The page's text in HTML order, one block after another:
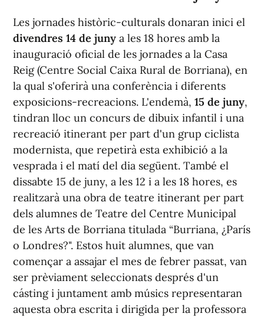
Les jornades històric-culturals donaran inici el
divendres 14 de juny a les 18 hores amb la
inauguració oficial de les jornades a la Casa
Reig (Centre Social Caixa Rural de Borriana), en
la qual s'oferirà una conferència i diferents
exposicions-recreacions. L'endemà, 15 de juny,
tindran lloc un concurs de dibuix infantil i una
recreació itinerant per part d'un grup ciclista
modernista, que repetirà esta exhibició a la
vesprada i el matí del dia següent. També el
dissabte 15 de juny, a les 12 i a les 18 hores, es
realitzarà una obra de teatre itinerant per part
dels alumnes de Teatre del Centre Municipal
de les Arts de Borriana titulada “Burriana, ¿París
o Londres?". Estos huit alumnes, que van
començar a assajar el mes de febrer passat, van
ser prèviament seleccionats després d'un
cásting i juntament amb músics representaran
aquesta obra escrita i dirigida per la professora